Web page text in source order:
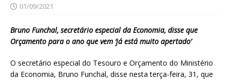
01/09/2021
Bruno Funchal, secretário especial da Economia, disse que
Orçamento para o ano que vem ‘já está muito apertado’
O secretário especial do Tesouro e Orçamento do Ministério
da Economia, Bruno Funchal, disse nesta terça-feira, 31, que